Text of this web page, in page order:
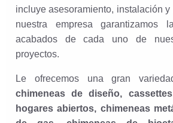
incluye asesoramiento, instalación y
nuestra empresa
acabados de cada uno de
proyectos.
Le ofrecemos una gran
chimeneas de diseño,
hogares abiertos, chimeneas